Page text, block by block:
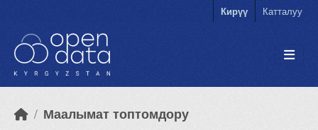
Кирүү Катталуу
Маалымат топтомдору